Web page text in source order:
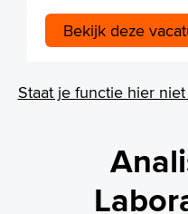
Bekijk deze
Staat je functie hier